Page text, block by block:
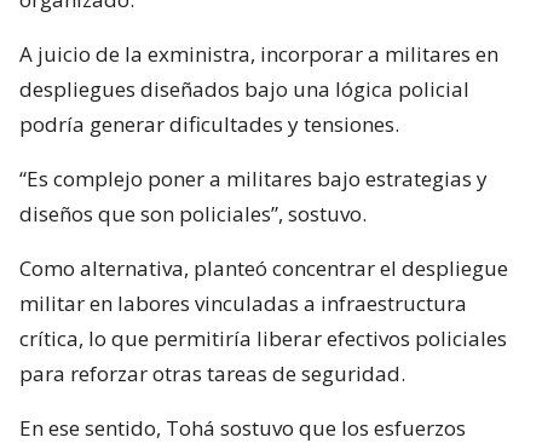
A juicio de la exministra, incorporar a militares en
despliegues diseñados bajo una lógica policial
podría generar dificultades y tensiones.
“Es complejo poner a militares bajo estrategias y
diseños que son policiales”, sostuvo.
Como alternativa, planteó concentrar el despliegue
militar en labores vinculadas a infraestructura
crítica, lo que permitiría liberar efectivos policiales
para reforzar otras tareas de seguridad.
En ese sentido, Tohá sostuvo que los esfuerzos